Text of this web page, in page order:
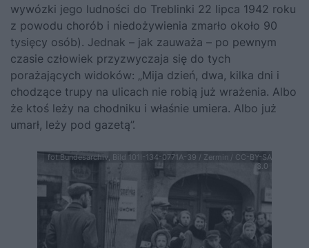
wywózki jego ludności do Treblinki 22 lipca 1942 roku
z powodu chorób i niedożywienia zmarło około 90
tysięcy osób). Jednak – jak zauważa – po pewnym
czasie człowiek przyzwyczaja się do tych
porażających widoków: „Mija dzień, dwa, kilka dni i
chodzące trupy na ulicach nie robią już wrażenia. Albo
że ktoś leży na chodniku i właśnie umiera. Albo już
umarł, leży pod gazetą”.
fot.Bundesarchiv, Bild 101I-134-0771A-39 / Zermin / CC-BY-SA
3.0